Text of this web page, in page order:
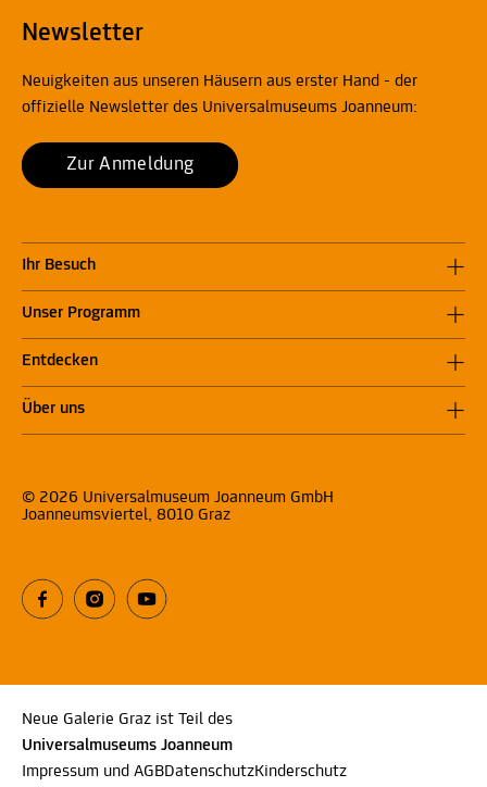
Newsletter
Neuigkeiten aus unseren Häusern aus erster Hand - der
offizielle Newsletter des Universalmuseums Joanneum:
Zur Anmeldung
Ihr Besuch
Unser Programm
Entdecken
Über uns
© 2026 Universalmuseum Joanneum GmbH
Joanneumsviertel, 8010 Graz
Neue Galerie Graz ist Teil des
Universalmuseums Joanneum
Impressum und AGBDatenschutzKinderschutz